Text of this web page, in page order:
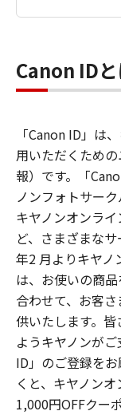
Canon ID
「Canon ID」は
用いただくため
報）です。「
ノンフォトサー
キヤノンオンラ
ど、さまざまな
年2 月よりキヤノ
は、お使いの商
合わせて、お客
供いたします。
ようキヤノンが
ID」のご登録を
くと、キヤノン
1,000円OFFクー